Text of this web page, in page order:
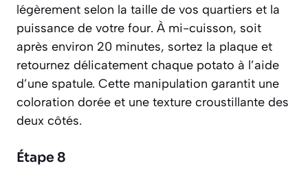
légèrement selon la taille de vos quartiers et la
puissance de votre four. À mi-cuisson, soit
après environ 20 minutes, sortez la plaque et
retournez délicatement chaque potato à l’aide
d’une spatule. Cette manipulation garantit une
coloration dorée et une texture croustillante des
deux côtés.
Étape 8